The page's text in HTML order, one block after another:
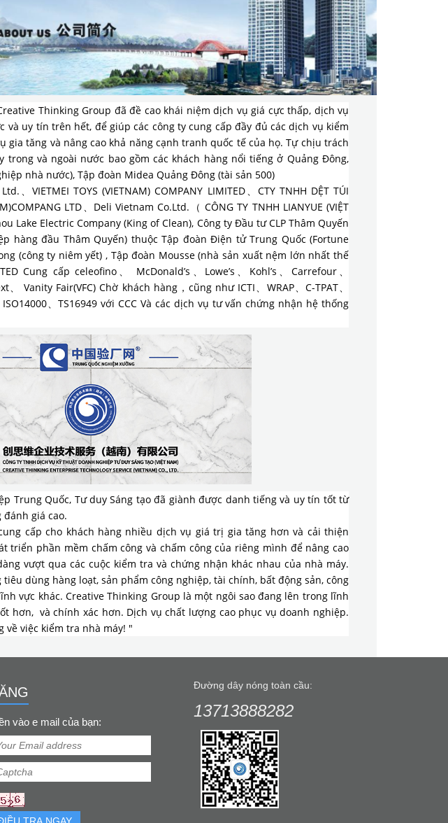
Thinking Group đã đề cao khái niệm dịch vụ giá cực thấp, dịch vụ
uy tín trên hết, để giúp các công ty cung cấp đầy đủ các dịch vụ kiểm
gia tăng và nâng cao khả năng cạnh tranh quốc tế của họ. Tự chịu trách
trong và ngoài nước bao gồm các khách hàng nổi tiếng ở Quảng Đông,
nhà nước), Tập đoàn Midea Quảng Đông (tài sản 500)
、VIETMEI TOYS (VIETNAM) COMPANY LIMITED、CTY TNHH DỆT TÚI
LTD、Deli Vietnam Co.Ltd.（ CÔNG TY TNHH LIANYUE (VIỆT
Lake Electric Company (King of Clean), Công ty Đầu tư CLP Thâm Quyến
hàng đầu Thâm Quyến) thuộc Tập đoàn Điện tử Trung Quốc (Fortune
(công ty niêm yết) , Tập đoàn Mousse (nhà sản xuất nệm lớn nhất thế
Cung cấp celeofino、 McDonald’s、Lowe’s、Kohl’s、Carrefour、
Vanity Fair(VFC) Chờ khách hàng，cũng như ICTI、WRAP、C-TPAT、
ISO14000、TS16949 với CCC Và các dịch vụ tư vấn chứng nhận hệ thống
Trung Quốc, Tư duy Sáng tạo đã giành được danh tiếng và uy tín tốt từ
giá cao.
cấp cho khách hàng nhiều dịch vụ giá trị gia tăng hơn và cải thiện
triển phần mềm chấm công và chấm công của riêng mình để nâng cao
vượt qua các cuộc kiểm tra và chứng nhận khác nhau của nhà máy.
dùng hàng loạt, sản phẩm công nghiệp, tài chính, bất động sản, công
vực khác. Creative Thinking Group là một ngôi sao đang lên trong lĩnh
hơn, và chính xác hơn. Dịch vụ chất lượng cao phục vụ doanh nghiệp.
về việc kiểm tra nhà máy! "
vào e mail của bạn:
Đường dây nóng toàn cầu:
13713888282